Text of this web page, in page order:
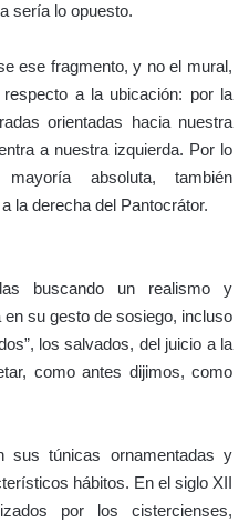
sería lo opuesto.
ese fragmento, y no el mural,
a la ubicación: por la
orientadas hacia nuestra
a nuestra izquierda. Por lo
absoluta, también
la derecha del Pantocrátor.
buscando un realismo y
su gesto de sosiego, incluso
los salvados, del juicio a la
como antes dijimos, como
sus túnicas ornamentadas y
hábitos. En el siglo XII
por los cistercienses,